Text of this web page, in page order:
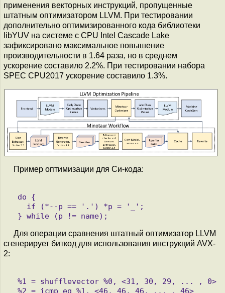
применения векторных инструкций, пропущенные
штатным оптимизатором LLVM. При тестировании
дополнительно оптимизированного кода библиотеки
libYUV на системе с CPU Intel Cascade Lake
зафиксировано максимальное повышение
производительности в 1.64 раза, но в среднем
ускорение составило 2.2%. При тестировании набора
SPEC CPU2017 ускорение составило 1.3%.
Пример оптимизации для Си-кода:
Для операции сравнения штатный оптимизатор LLVM
сгенерирует биткод для использования инструкций AVX-
2: